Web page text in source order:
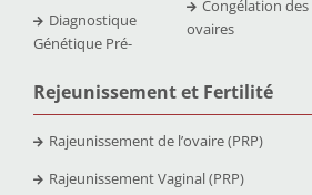
Diagnostique
Génétique Pré-
Congélation des
ovaires
Rejeunissement et Fertilité
Rajeunissement de l’ovaire (PRP)
Rajeunissement Vaginal (PRP)